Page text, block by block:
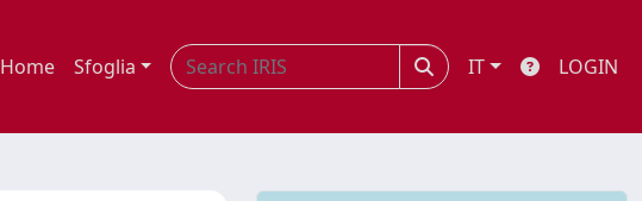
Home Sfoglia IT LOGIN